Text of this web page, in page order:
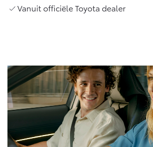
OOK ALS BATTERIJ-
ELEKTRISCH
Vanaf € 37.500,- Vanaf €
Vanuit officiële Toyota dealer